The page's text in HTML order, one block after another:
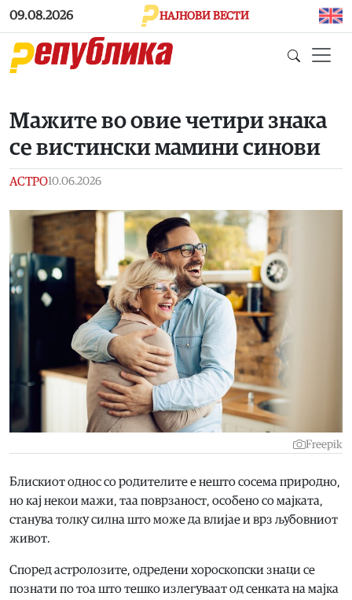
Skip to main content
09.08.2026 НАЈНОВИ ВЕСТИ
Мажите во овие четири знака
се вистински мамини синови
АСТРО10.06.2026
Freepik
Блискиот однос со родителите е нешто сосема природно,
но кај некои мажи, таа поврзаност, особено со мајката,
станува толку силна што може да влијае и врз љубовниот
живот.
Според астролозите, одредени хороскопски знаци се
познати по тоа што тешко излегуваат од сенката на мајка